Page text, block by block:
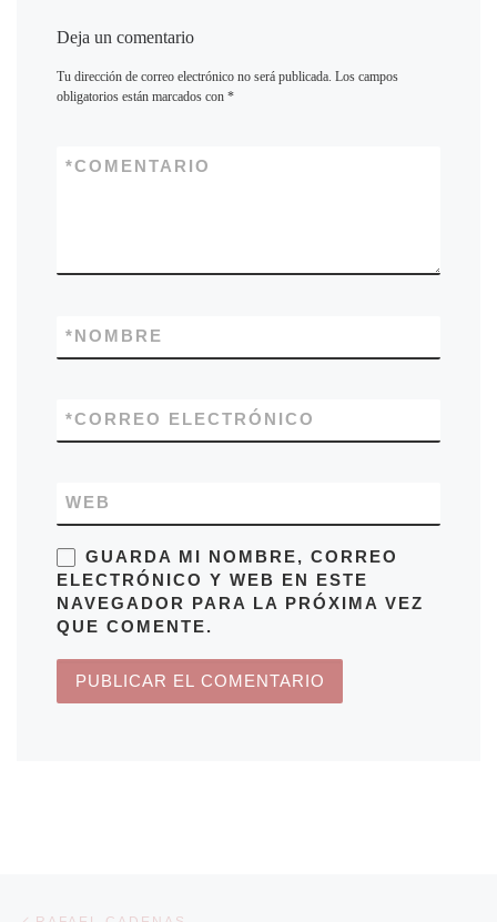
Deja un comentario
Tu dirección de correo electrónico no será publicada. Los campos
obligatorios están marcados con*
COMENTARIO
*
NOMBRE
*
CORREO ELECTRÓNICO
*
WEB
GUARDA MI NOMBRE, CORREO
ELECTRÓNICO Y WEB EN ESTE
NAVEGADOR PARA LA PRÓXIMA VEZ
QUE COMENTE.